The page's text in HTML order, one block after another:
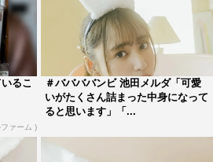
バンビとして、どんな活動をし
史上最大の4大都市を回るツアー
に負けないようにもっと頑張らな
いろんなことに挑戦してさまざま
増えていったらいいな…！
!!
るこ
ァーム )
＃ババババンビ 池田メルダ「可愛
いがたくさん詰まった中身になって
ると思います」「...